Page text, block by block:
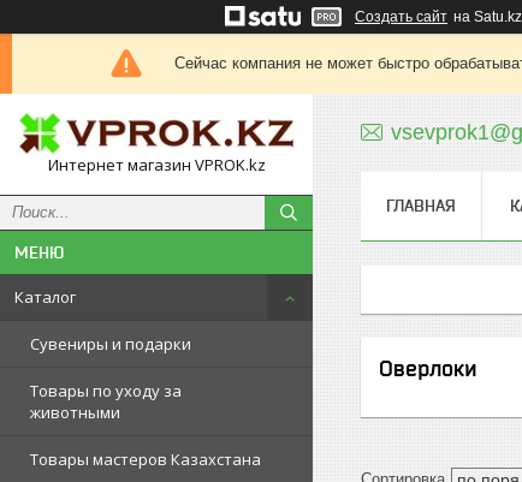
Создать сайт на Satu.kz
Сейчас компания не может быстро
Интернет магазин VPROK.kz
Каталог
Сувениры и подарки
Товары по уходу за
животными
Товары мастеров Казахстана
ГЛАВНАЯ
Оверлоки